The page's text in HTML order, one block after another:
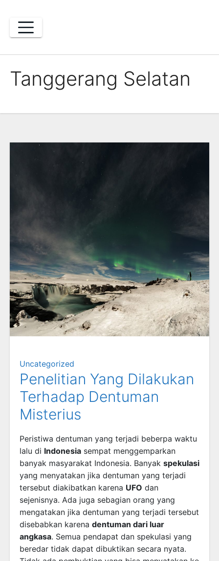
content
Tanggerang Selatan
Uncategorized
Penelitian Yang Dilakukan
Terhadap Dentuman
Misterius
Peristiwa dentuman yang terjadi beberpa waktu
lalu di Indonesia sempat menggemparkan
banyak masyarakat Indonesia. Banyak spekulasi
yang menyatakan jika dentuman yang terjadi
tersebut diakibatkan karena UFO dan
sejenisnya. Ada juga sebagian orang yang
mengatakan jika dentuman yang terjadi tersebut
disebabkan karena dentuman dari luar
angkasa. Semua pendapat dan spekulasi yang
beredar tidak dapat dibuktikan secara nyata.